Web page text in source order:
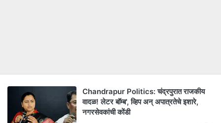
Chandrapur Politics: चंद्रपुरात राजकीय
वादळ! लेटर बॉम्ब', व्हिप अन् अपात्रतेचे इशारे,
नगरसेवकांची कोंडी